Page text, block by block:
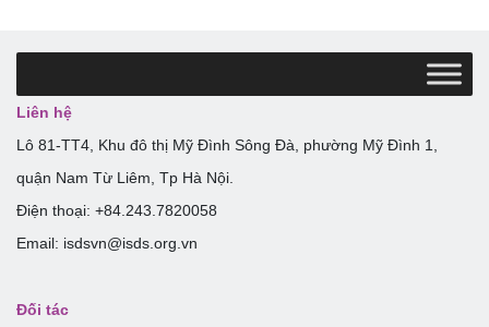
Liên hệ
Lô 81-TT4, Khu đô thị Mỹ Đình Sông Đà, phường Mỹ Đình 1,
quận Nam Từ Liêm, Tp Hà Nội.
Điện thoại: +84.243.7820058
Email: isdsvn@isds.org.vn
Đối tác